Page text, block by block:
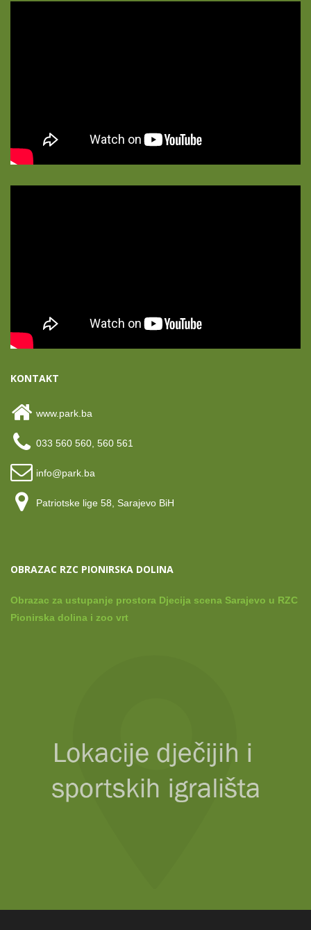
KONTAKT
www.park.ba
033 560 560, 560 561
info@park.ba
Patriotske lige 58, Sarajevo BiH
OBRAZAC RZC PIONIRSKA DOLINA
Obrazac za ustupanje prostora Djecija scena Sarajevo u RZC
Pionirska dolina i zoo vrt